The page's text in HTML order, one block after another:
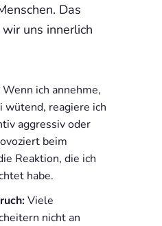
Das
uns innerlich
Wenn ich annehme,
wütend, reagiere ich
aggressiv oder
beim
Reaktion, die ich
habe.
Viele
nicht an